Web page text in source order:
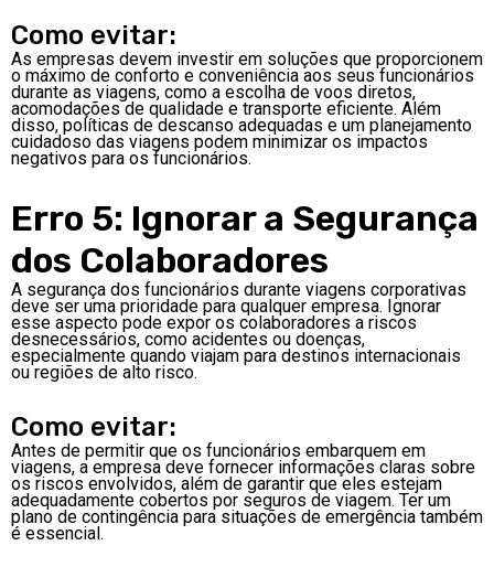
Como evitar:
As empresas devem investir em soluções que proporcionem
o máximo de conforto e conveniência aos seus funcionários
durante as viagens, como a escolha de voos diretos,
acomodações de qualidade e transporte eficiente. Além
disso, políticas de descanso adequadas e um planejamento
cuidadoso das viagens podem minimizar os impactos
negativos para os funcionários.
Erro 5: Ignorar a Segurança
dos Colaboradores
A segurança dos funcionários durante viagens corporativas
deve ser uma prioridade para qualquer empresa. Ignorar
esse aspecto pode expor os colaboradores a riscos
desnecessários, como acidentes ou doenças,
especialmente quando viajam para destinos internacionais
ou regiões de alto risco.
Como evitar:
Antes de permitir que os funcionários embarquem em
viagens, a empresa deve fornecer informações claras sobre
os riscos envolvidos, além de garantir que eles estejam
adequadamente cobertos por seguros de viagem. Ter um
plano de contingência para situações de emergência também
é essencial.